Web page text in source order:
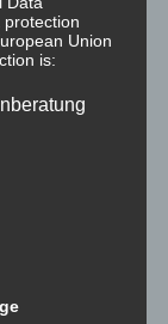
dich etwas an
sei aufrichtig
beschrieben.
Videos.
ich sein,
Lass
Union
is: